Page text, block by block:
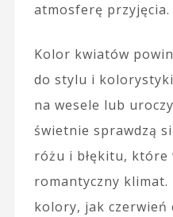
atmosferę przyjęcia.
Kolor kwiatów
do stylu i kolorystyki
na wesele lub
świetnie sprawdzą
różu i błękitu, które
romantyczny
kolory, jak czerwień